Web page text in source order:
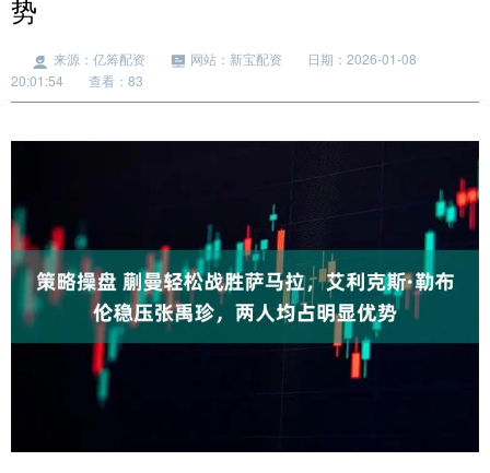
势
来源：亿筹配资 网站：新宝配资
日期：2026-01-08
20:01:54
查看：83